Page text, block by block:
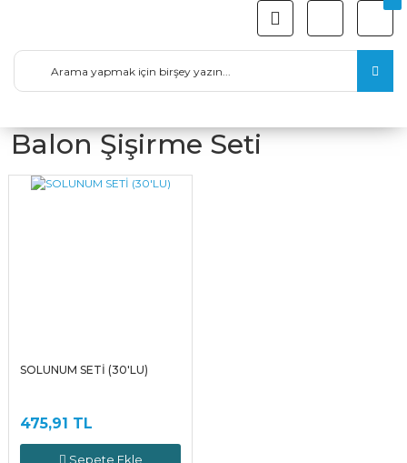
Balon Şişirme Seti
SOLUNUM SETİ (30'LU)
475,91 TL
Sepete Ekle